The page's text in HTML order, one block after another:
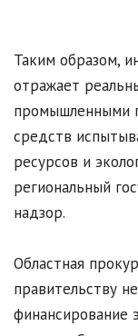
Таким образом,
отражает
промышленными
средств
ресурсов и
региональный
надзор.
Областная
правительству
финансирование